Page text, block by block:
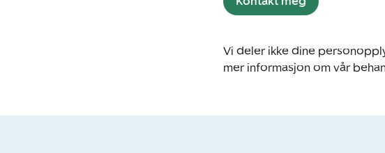
Vi deler ikke dine
mer informasjon om vår